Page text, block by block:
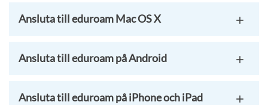
Ansluta till eduroam Mac OS X
Ansluta till eduroam på Android
Ansluta till eduroam på iPhone och iPad